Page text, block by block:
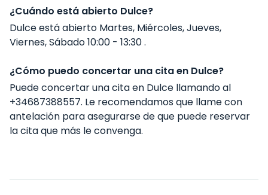
¿Cuándo está abierto Dulce?
Dulce está abierto Martes, Miércoles, Jueves,
Viernes, Sábado 10:00 - 13:30 .
¿Cómo puedo concertar una cita en Dulce?
Puede concertar una cita en Dulce llamando al
+34687388557. Le recomendamos que llame con
antelación para asegurarse de que puede reservar
la cita que más le convenga.